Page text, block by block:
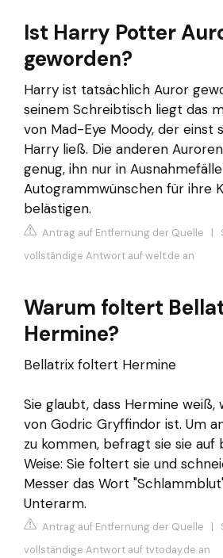
Ist Harry Potter
geworden?
Harry ist tatsächlich Auror
seinem Schreibtisch liegt das
von Mad-Eye Moody, der einst
Harry ließ. Die anderen
genug, ihn nur in
Autogrammwünschen für ihre
belästigen.
Antrag auf Entfernung der Quelle |
vollständige Antwort auf welt.de an
Warum foltert
Hermine?
Bellatrix foltert Hermine
Sie glaubt, dass Hermine weiß,
von Godric Gryffindor ist. Um
zu kommen, befragt sie sie
Weise: Sie foltert sie und
Messer das Wort
Unterarm.
Antrag auf Entfernung der Quelle |
vollständige Antwort auf tvtoday.de an